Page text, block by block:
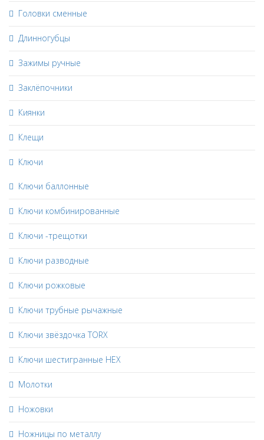
Головки сменные
Длинногубцы
Зажимы ручные
Заклёпочники
Киянки
Клещи
Ключи
Ключи баллонные
Ключи комбинированные
Ключи -трещотки
Ключи разводные
Ключи рожковые
Ключи трубные рычажные
Ключи звёздочка TORX
Ключи шестигранные HEX
Молотки
Ножовки
Ножницы по металлу